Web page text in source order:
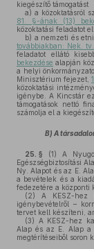
kiegészítő támogatást
a) a közoktatásról
81. §-ának (13)
közoktatási feladatot
b) a nemzeti és
továbbiakban: Nek.
feladatot ellátó
bekezdése alapján
a helyi
Minisztérium fejezet,
közoktatási
igénybe. A Kincstár
támogatások nettó
számolja el a
B) A
25. § (1) A
Egészségbiztosítási
Ny. Alapot és az E.
a bevételek és a
fedezetére a központi
(2) A KESZ-hez
igénybevételről –
tervet kell készíteni,
(3) A KESZ-hez
Alap és az E. Alap a
megtérítéseiből soron